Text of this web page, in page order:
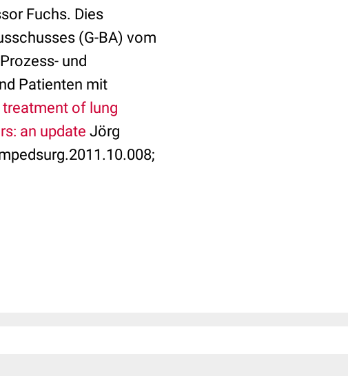
Fuchs. Dies
(G-BA) vom
und
Patienten mit
treatment of lung
an update Jörg